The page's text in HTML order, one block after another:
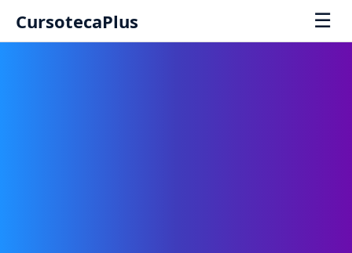
CursotecaPlus ☰